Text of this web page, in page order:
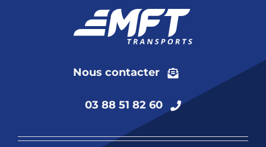
Nous contacter
03 88 51 82 60